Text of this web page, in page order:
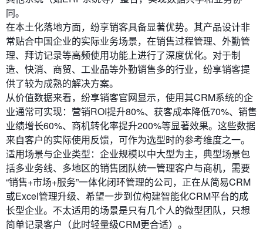
同。
在本土化落地方面，纷享销客具备显著优势。其产品设计非
常贴合中国企业的实际业务场景，在销售过程管理、外勤管
理、拜访记录等高频使用功能上进行了深度优化。对于制
造、快消、商贸、工业品等外勤销售多的行业，纷享销客提
供了较为成熟的解决方案。
从价值数据来看，纷享销客官网显示，使用其CRM系统的企
业通常可实现：营销ROI提升80%、获客成本降低70%、销售
业绩增长60%、商机转化率提升200%等显著效果。这些数据
来自客户的实际使用反馈，可作为选型时的参考维度之一。
适用场景与企业类型：企业规模以中大型为主，典型场景包
括多业务线、多地区的销售团队统一管理客户与商机，需要
“销售+市场+服务”一体化闭环管理的公司，正在从简易CRM
或Excel管理升级、希望一步到位构建智能化CRM平台的成
长型企业。不太适用的场景是只有几个人的微型团队，只想
简单记录客户（此时轻量级CRM更合适）。